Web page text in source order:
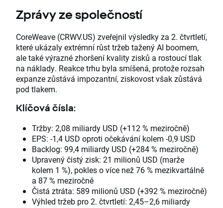
Zprávy ze společností
CoreWeave (CRWV.US) zveřejnil výsledky za 2. čtvrtletí,
které ukázaly extrémní růst tržeb tažený AI boomem,
ale také výrazné zhoršení kvality zisků a rostoucí tlak
na náklady. Reakce trhu byla smíšená, protože rozsah
expanze zůstává impozantní, ziskovost však zůstává
pod tlakem.
Klíčová čísla:
Tržby: 2,08 miliardy USD (+112 % meziročně)
EPS: -1,4 USD oproti očekávání kolem -0,9 USD
Backlog: 99,4 miliardy USD (+284 % meziročně)
Upravený čistý zisk: 21 milionů USD (marže
kolem 1 %), pokles o více než 76 % mezikvartálně
a 87 % meziročně
Čistá ztráta: 589 milionů USD (+392 % meziročně)
Výhled tržeb pro 2. čtvrtletí: 2,45–2,6 miliardy